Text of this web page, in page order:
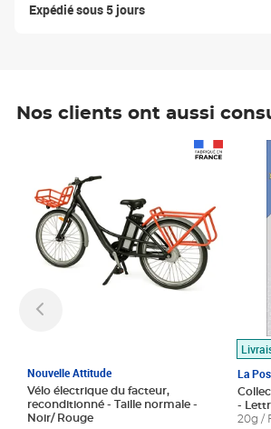
Expédié sous 5 jours
Nos clients ont aussi
Nouvelle Attitude
Vélo électrique du facteur,
reconditionné - Taille normale -
Noir/ Rouge
La
-
20g /
Prix